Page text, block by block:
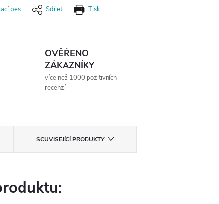
Tisk
pes Sdílet
OVĚŘENO
ZÁKAZNÍKY
více než 1000 pozitivních
recenzí
SOUVISEJÍCÍ PRODUKTY